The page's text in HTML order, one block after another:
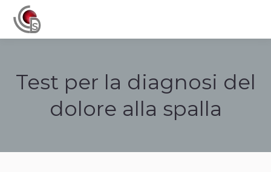
Test per la diagnosi del
dolore alla spalla